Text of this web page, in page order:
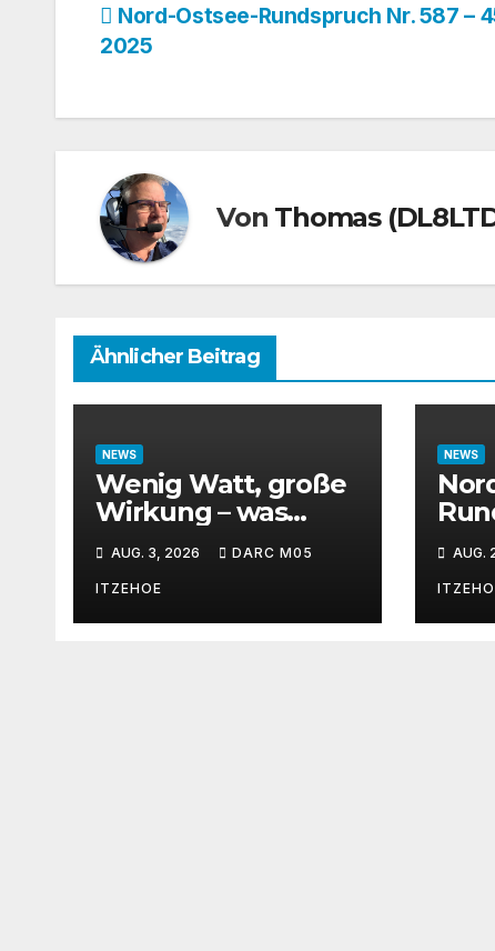
Beitragsnavigation
Nord-Ostsee-Rundspruch Nr. 587 –
2025
Von Thomas
Ähnlicher Beitrag
NEWS
Wenig Watt, große
Wirkung – was
QRP-Betrieb auf
Kurzwelle wirklich
kann
AUG. 3, 2026 DARC M05
ITZEHOE
NEWS
–AUG.